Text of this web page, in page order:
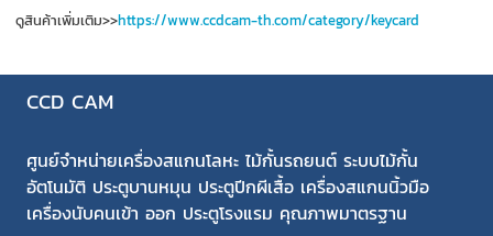
ดูสินค้าเพิ่มเติม>>https://www.ccdcam-th.com/category/keycard
CCD CAM
ศูนย์จำหน่ายเครื่องสแกนโลหะ ไม้กั้นรถยนต์ ระบบไม้กั้น
อัตโนมัติ ประตูบานหมุน ประตูปีกผีเสื้อ เครื่องสแกนนิ้วมือ
เครื่องนับคนเข้า ออก ประตูโรงแรม คุณภาพมาตรฐาน